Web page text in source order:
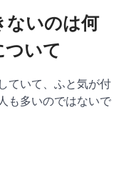
ないのは何
ついて
ていて、ふと気が付
も多いのではないで